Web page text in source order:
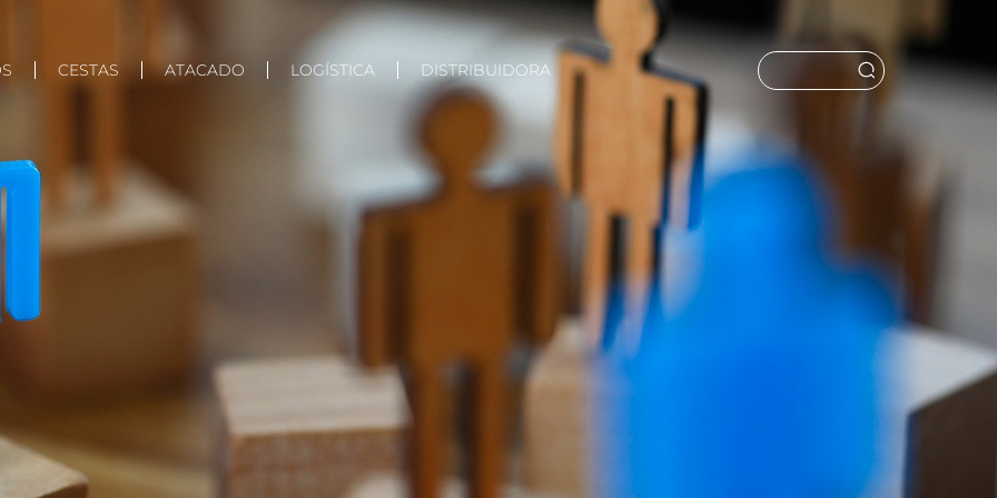
CESTAS ATACADO LOGÍSTICA DISTRIBUIDORA